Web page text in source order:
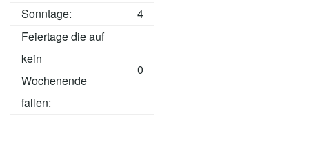
Sonntage:
4
Feiertage die auf
kein
Wochenende
fallen:
0